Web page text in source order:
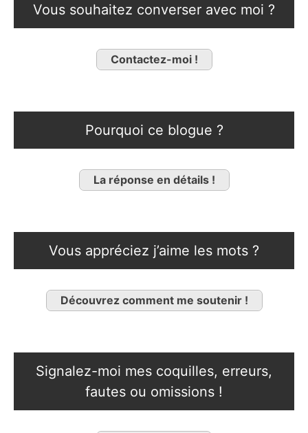
Vous souhaitez converser avec moi ?
Contactez-moi !
Pourquoi ce blogue ?
La réponse en détails !
Vous appréciez j’aime les mots ?
Découvrez comment me soutenir !
Signalez-moi mes coquilles, erreurs,
fautes ou omissions !